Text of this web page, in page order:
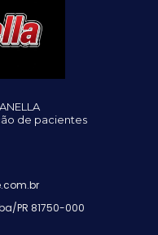
de pacientes
PR 81750-000